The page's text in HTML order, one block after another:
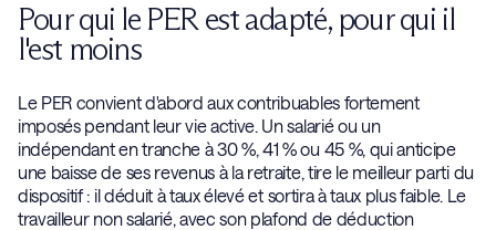
Pour qui le PER est adapté, pour qui il
l'est moins
Le PER convient d'abord aux contribuables fortement
imposés pendant leur vie active. Un salarié ou un
indépendant en tranche à 30 %, 41 % ou 45 %, qui anticipe
une baisse de ses revenus à la retraite, tire le meilleur parti du
dispositif : il déduit à taux élevé et sortira à taux plus faible. Le
travailleur non salarié, avec son plafond de déduction